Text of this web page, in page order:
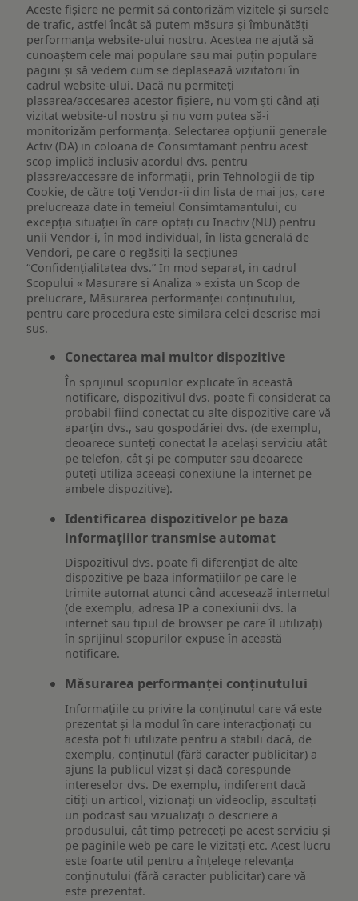
Aceste fișiere ne permit să contorizăm vizitele și sursele
de trafic, astfel încât să putem măsura și îmbunătăți
performanța website-ului nostru. Acestea ne ajută să
cunoaștem cele mai populare sau mai puțin populare
pagini și să vedem cum se deplasează vizitatorii în
cadrul website-ului. Dacă nu permiteți
plasarea/accesarea acestor fișiere, nu vom ști când ați
vizitat website-ul nostru și nu vom putea să-i
monitorizăm performanța. Selectarea opțiunii generale
Activ (DA) in coloana de Consimtamant pentru acest
scop implică inclusiv acordul dvs. pentru
plasare/accesare de informații, prin Tehnologii de tip
Cookie, de către toți Vendor-ii din lista de mai jos, care
prelucreaza date in temeiul Consimtamantului, cu
excepția situației în care optați cu Inactiv (NU) pentru
unii Vendor-i, în mod individual, în lista generală de
Vendori, pe care o regăsiți la secțiunea
“Confidențialitatea dvs.” In mod separat, in cadrul
Scopului « Masurare si Analiza » exista un Scop de
prelucrare, Măsurarea performanței conținutului,
pentru care procedura este similara celei descrise mai
sus.
Conectarea mai multor dispozitive
În sprijinul scopurilor explicate în această
notificare, dispozitivul dvs. poate fi considerat ca
probabil fiind conectat cu alte dispozitive care vă
aparțin dvs., sau gospodăriei dvs. (de exemplu,
deoarece sunteți conectat la același serviciu atât
pe telefon, cât și pe computer sau deoarece
puteți utiliza aceeași conexiune la internet pe
ambele dispozitive).
Identificarea dispozitivelor pe baza
informațiilor transmise automat
Dispozitivul dvs. poate fi diferențiat de alte
dispozitive pe baza informațiilor pe care le
trimite automat atunci când accesează internetul
(de exemplu, adresa IP a conexiunii dvs. la
internet sau tipul de browser pe care îl utilizați)
în sprijinul scopurilor expuse în această
notificare.
Măsurarea performanței conținutului
Informațiile cu privire la conținutul care vă este
prezentat și la modul în care interacționați cu
acesta pot fi utilizate pentru a stabili dacă, de
exemplu, conținutul (fără caracter publicitar) a
ajuns la publicul vizat și dacă corespunde
intereselor dvs. De exemplu, indiferent dacă
citiți un articol, vizionați un videoclip, ascultați
un podcast sau vizualizați o descriere a
produsului, cât timp petreceți pe acest serviciu și
pe paginile web pe care le vizitați etc. Acest lucru
este foarte util pentru a înțelege relevanța
conținutului (fără caracter publicitar) care vă
este prezentat.